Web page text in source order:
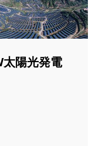
陽光発電